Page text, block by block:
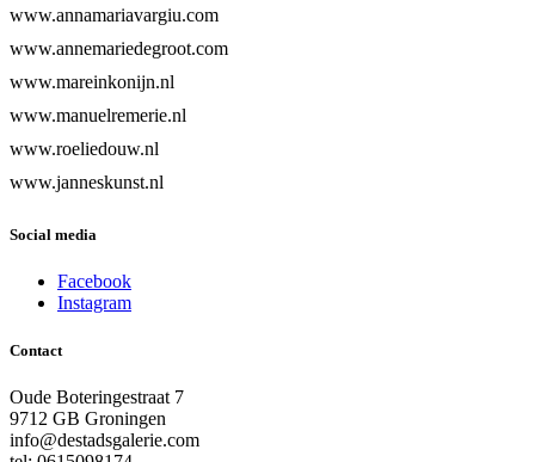
www.annamariavargiu.com
www.annemariedegroot.com
www.mareinkonijn.nl
www.manuelremerie.nl
www.roeliedouw.nl
www.janneskunst.nl
Social media
Facebook
Instagram
Contact
Oude Boteringestraat 7
9712 GB Groningen
info@destadsgalerie.com